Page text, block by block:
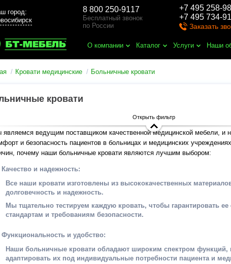
город:
8 800 250-9117
Бесплатный звонок
по России
+7 495 258-
+7 495 734-
Заказать
О компании Каталог Услуги Наши
Кровати медицинские Больничные кровати
кровати
Открыть фильтр
являемся ведущим поставщиком качественной медицинской мебели, и
и безопасность пациентов в больницах и медицинских
почему наши больничные кровати являются лучшим выбором:
Качество и надежность:
Все наши кровати изготовлены из высококачественных
долговечность и надежность.
Мы тщательно тестируем каждую кровать, чтобы гарантировать
стандартам и требованиям безопасности.
Функциональность и удобство:
Наши больничные кровати обладают широким спектром функций,
адаптировать их под индивидуальные потребности пациента и